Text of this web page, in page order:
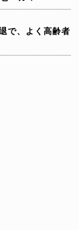
で、よく高齢者